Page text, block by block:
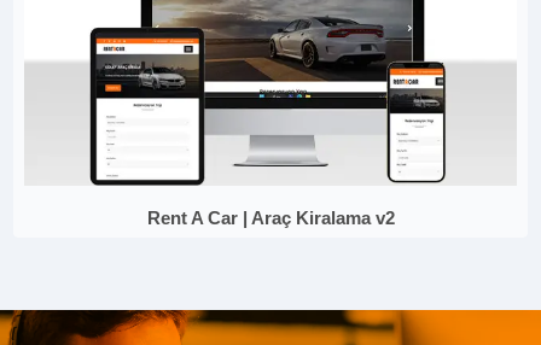
Rent A Car | Araç Kiralama v2